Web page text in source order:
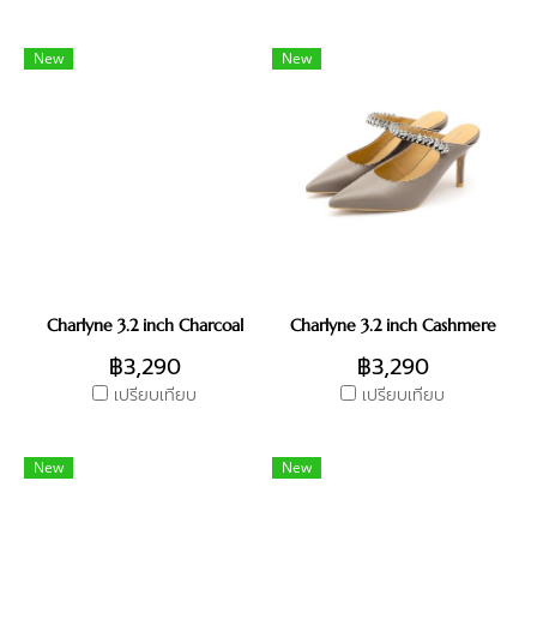
New
Charlyne 3.2 inch Charcoal
฿3,290
เปรียบเทียบ
New
Charlyne 3.2 inch Cashmere
฿3,290
เปรียบเทียบ
New New